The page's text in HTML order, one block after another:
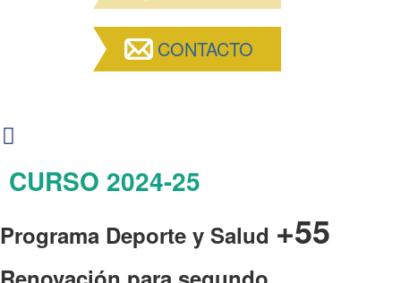
CONTACTO
CURSO 2024-25
Programa Deporte y Salud +55